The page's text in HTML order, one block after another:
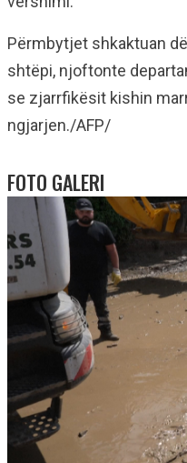
Përmbytjet shkaktuan
shtëpi, njoftonte
se zjarrfikësit kishin
ngjarjen./AFP/
FOTO GALERI